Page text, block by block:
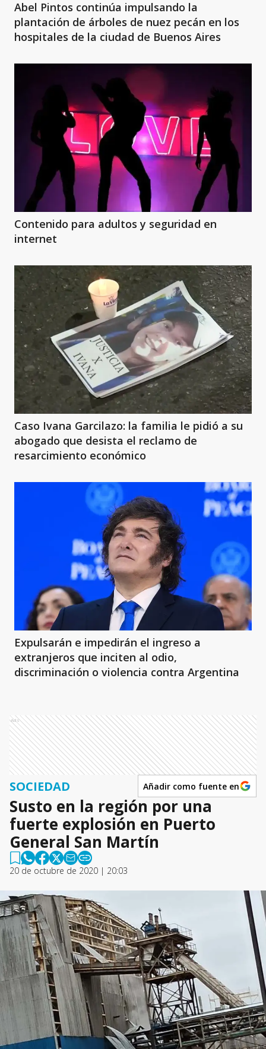
Abel Pintos continúa impulsando la
plantación de árboles de nuez pecán en los
hospitales de la ciudad de Buenos Aires
Contenido para adultos y seguridad en
internet
Caso Ivana Garcilazo: la familia le pidió a su
abogado que desista el reclamo de
resarcimiento económico
Expulsarán e impedirán el ingreso a
extranjeros que inciten al odio,
discriminación o violencia contra Argentina
Ads
SOCIEDAD Añadir como fuente en
Susto en la región por una
fuerte explosión en Puerto
General San Martín
20 de octubre de 2020 | 20:03